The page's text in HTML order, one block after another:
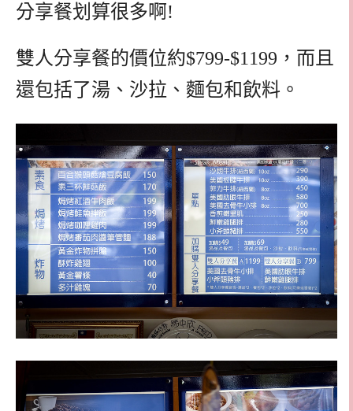
分享餐划算很多啊!
雙人分享餐的價位約$799-$1199，而且
還包括了湯、沙拉、麵包和飲料。